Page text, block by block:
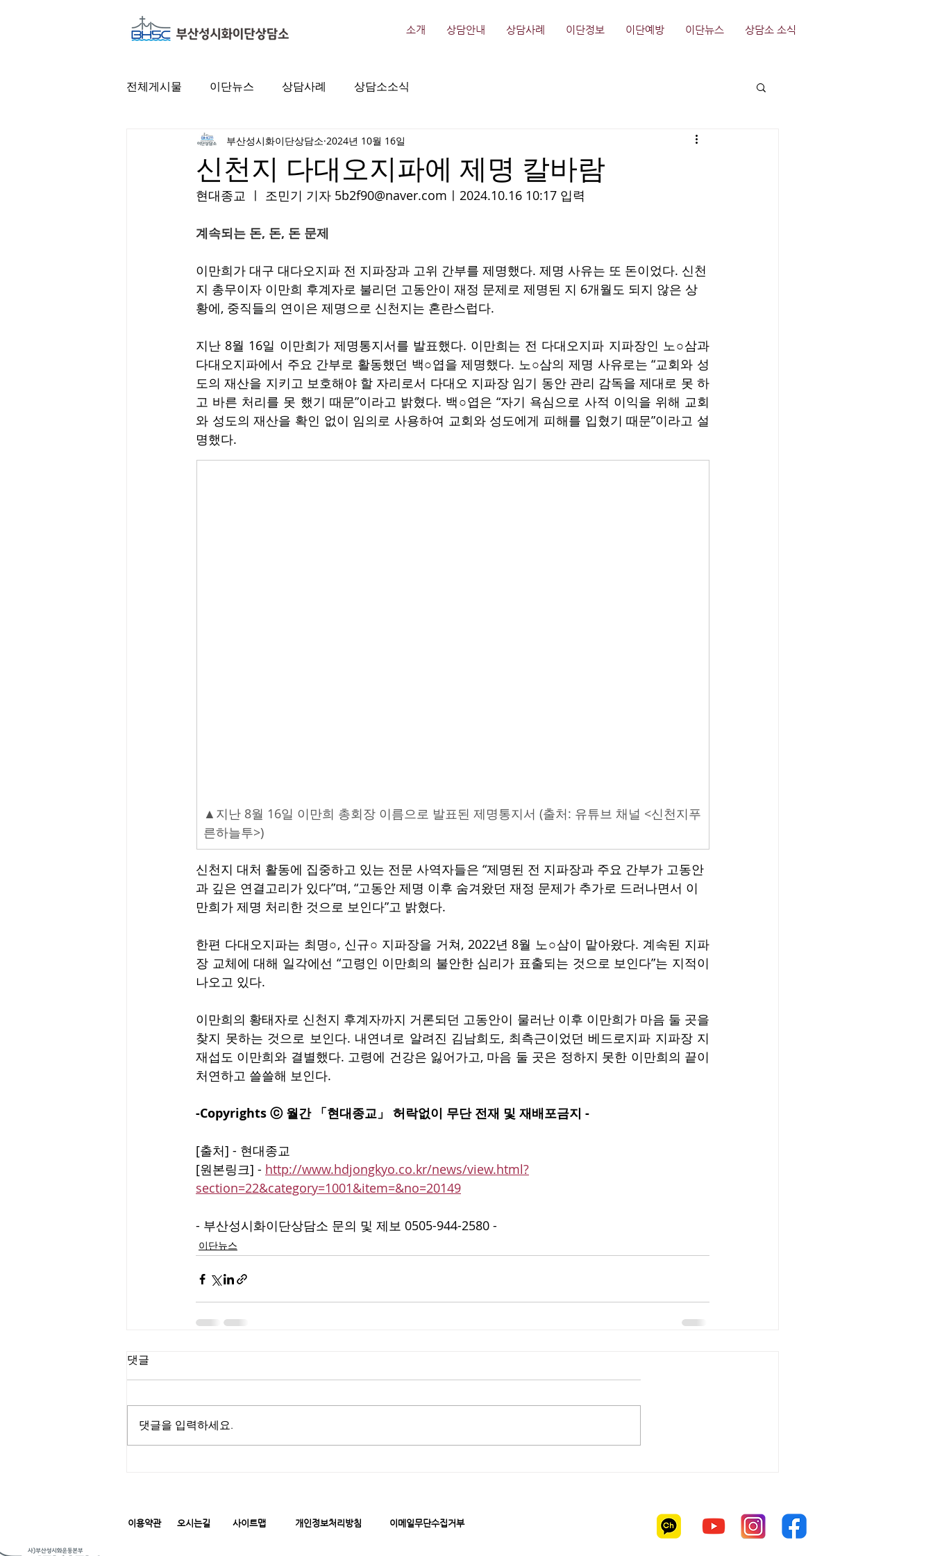
소개 상담안내 상담사례 이단정보 이단예방 이단뉴스 상담소 소식
전체게시물 이단뉴스 상담사례 상담소소식
신천지 다대오지파에 제명 칼바람
부산성시화이단상담소 2024년 10월 16일
현대종교 ㅣ 조민기 기자 5b2f90@naver.com ㅣ 2024.10.16 10:17 입력
계속되는 돈, 돈, 돈 문제
이만희가 대구 대다오지파 전 지파장과 고위 간부를 제명했다. 제명 사유는 또 돈이었다. 신천
지 총무이자 이만희 후계자로 불리던 고동안이 재정 문제로 제명된 지 6개월도 되지 않은 상
황에, 중직들의 연이은 제명으로 신천지는 혼란스럽다.
지난 8월 16일 이만희가 제명통지서를 발표했다. 이만희는 전 다대오지파 지파장인 노○삼과
다대오지파에서 주요 간부로 활동했던 백○엽을 제명했다. 노○삼의 제명 사유로는 “교회와 성
도의 재산을 지키고 보호해야 할 자리로서 다대오 지파장 임기 동안 관리 감독을 제대로 못 하
고 바른 처리를 못 했기 때문”이라고 밝혔다. 백○엽은 “자기 욕심으로 사적 이익을 위해 교회
와 성도의 재산을 확인 없이 임의로 사용하여 교회와 성도에게 피해를 입혔기 때문”이라고 설
명했다.
▲지난 8월 16일 이만희 총회장 이름으로 발표된 제명통지서 (출처: 유튜브 채널 <신천지푸
른하늘투>)
신천지 대처 활동에 집중하고 있는 전문 사역자들은 “제명된 전 지파장과 주요 간부가 고동안
과 깊은 연결고리가 있다”며, “고동안 제명 이후 숨겨왔던 재정 문제가 추가로 드러나면서 이
만희가 제명 처리한 것으로 보인다”고 밝혔다.
한편 다대오지파는 최명○, 신규○ 지파장을 거쳐, 2022년 8월 노○삼이 맡아왔다. 계속된 지파
장 교체에 대해 일각에선 “고령인 이만희의 불안한 심리가 표출되는 것으로 보인다”는 지적이
나오고 있다.
이만희의 황태자로 신천지 후계자까지 거론되던 고동안이 물러난 이후 이만희가 마음 둘 곳을
찾지 못하는 것으로 보인다. 내연녀로 알려진 김남희도, 최측근이었던 베드로지파 지파장 지
재섭도 이만희와 결별했다. 고령에 건강은 잃어가고, 마음 둘 곳은 정하지 못한 이만희의 끝이
처연하고 쓸쓸해 보인다.
-Copyrights ⓒ 월간 「현대종교」 허락없이 무단 전재 및 재배포금지 -​ ​​
[출처] - 현대종교
[원본링크] - http://www.hdjongkyo.co.kr/news/view.html?
section=22&category=1001&item=&no=20149
- 부산성시화이단상담소 문의 및 제보 0505-944-2580 -
이단뉴스
댓글
댓글을 입력하세요.
이용약관 오시는길 사이트맵 개인정보처리방침 이메일무단수집거부